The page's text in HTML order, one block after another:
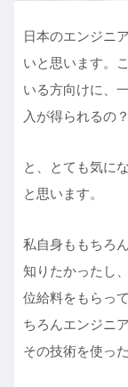
日本のエンジニ
いと思います。
いる方向けに、
入が得られるの？
と、とても気に
と思います。
私自身ももちろ
知りたかったし
位給料をもらっ
ちろんエンジニ
その技術を使っ